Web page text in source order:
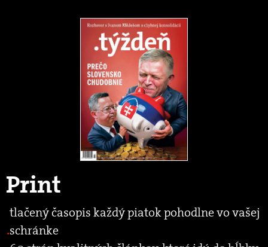
Print
tlačený časopis každý piatok pohodlne vo vašej
schránke